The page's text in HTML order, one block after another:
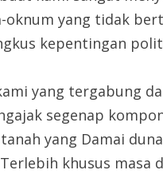
yang tidak
kepentingan
yang tergabung
segenap
yang Damai
khusus